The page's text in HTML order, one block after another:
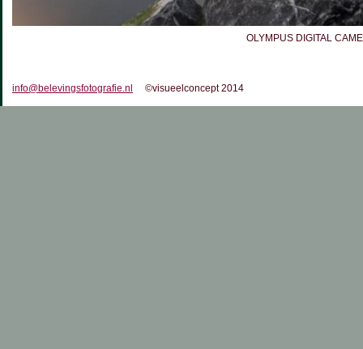
OLYMPUS DIGITAL
info@belevingsfotografie.nl ©visueelconcept 2014